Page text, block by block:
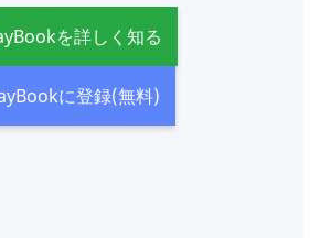
を詳しく知る
に登録(無料)